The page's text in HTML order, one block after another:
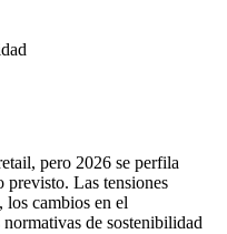
pero 2026 se perfila
previsto. Las tensiones
los cambios en el
de sostenibilidad